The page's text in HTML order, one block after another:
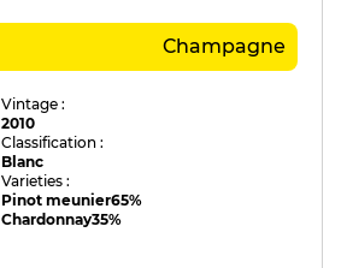
Champagne
Vintage :
2010
Classification :
Blanc
Varieties :
Pinot meunier65%
Chardonnay35%